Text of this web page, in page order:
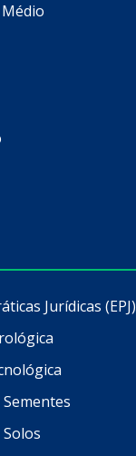
Jurídicas (EPJ)